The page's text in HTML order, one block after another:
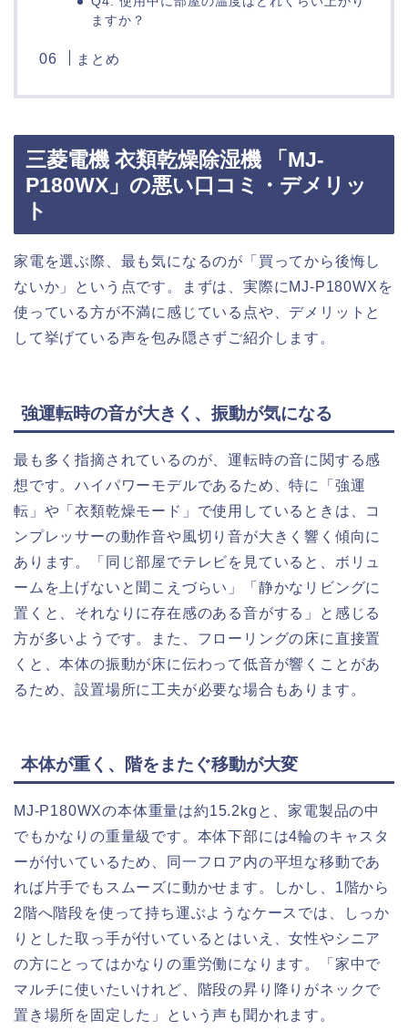
ますか？
まとめ
三菱電機 衣類乾燥除湿機 「MJ-
P180WX」の悪い口コミ・デメリッ
ト
家電を選ぶ際、最も気になるのが「買ってから後悔し
ないか」という点です。まずは、実際にMJ-P180WXを
使っている方が不満に感じている点や、デメリットと
して挙げている声を包み隠さずご紹介します。
強運転時の音が大きく、振動が気になる
最も多く指摘されているのが、運転時の音に関する感
想です。ハイパワーモデルであるため、特に「強運
転」や「衣類乾燥モード」で使用しているときは、コ
ンプレッサーの動作音や風切り音が大きく響く傾向に
あります。「同じ部屋でテレビを見ていると、ボリュ
ームを上げないと聞こえづらい」「静かなリビングに
置くと、それなりに存在感のある音がする」と感じる
方が多いようです。また、フローリングの床に直接置
くと、本体の振動が床に伝わって低音が響くことがあ
るため、設置場所に工夫が必要な場合もあります。
本体が重く、階をまたぐ移動が大変
MJ-P180WXの本体重量は約15.2kgと、家電製品の中
でもかなりの重量級です。本体下部には4輪のキャスタ
ーが付いているため、同一フロア内の平坦な移動であ
れば片手でもスムーズに動かせます。しかし、1階から
2階へ階段を使って持ち運ぶようなケースでは、しっか
りとした取っ手が付いているとはいえ、女性やシニア
の方にとってはかなりの重労働になります。「家中で
マルチに使いたいけれど、階段の昇り降りがネックで
置き場所を固定した」という声も聞かれます。